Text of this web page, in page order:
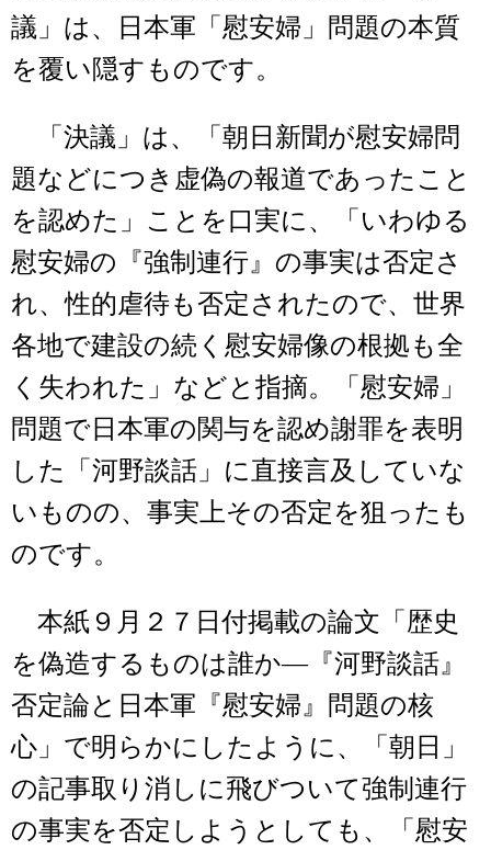
議」は、日本軍「慰安婦」問題の本質
を覆い隠すものです。
「決議」は、「朝日新聞が慰安婦問
題などにつき虚偽の報道であったこと
を認めた」ことを口実に、「いわゆる
慰安婦の『強制連行』の事実は否定さ
れ、性的虐待も否定されたので、世界
各地で建設の続く慰安婦像の根拠も全
く失われた」などと指摘。「慰安婦」
問題で日本軍の関与を認め謝罪を表明
した「河野談話」に直接言及していな
いものの、事実上その否定を狙ったも
のです。
本紙９月２７日付掲載の論文「歴史
を偽造するものは誰か―『河野談話』
否定論と日本軍『慰安婦』問題の核
心」で明らかにしたように、「朝日」
の記事取り消しに飛びついて強制連行
の事実を否定しようとしても、「慰安